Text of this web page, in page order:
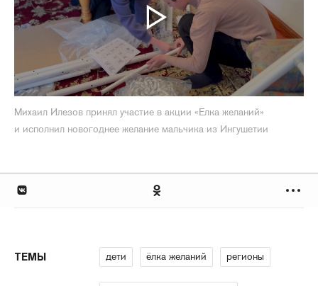
Михаил Илезов принял участие в акции «Елка желаний»
и исполнил новогоднее желание мальчика из Ингушетии
ТЕМЫ дети ёлка желаний регионы